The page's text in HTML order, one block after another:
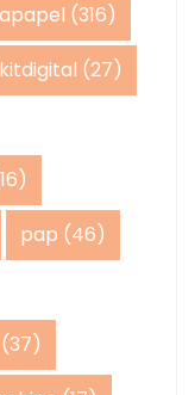
(316)
kitdigital (27)
pap (46)
(37)